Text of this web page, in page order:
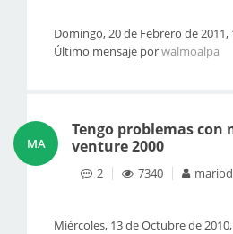
Domingo, 20 de Febrero de 2011,
Último mensaje porwalmoalpa
MA
Tengo problemas con
venture 2000
2 7340
Miércoles, 13 de Octubre de